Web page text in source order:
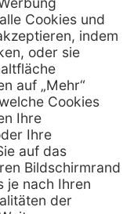
med.de
& Kritik
Rechnung